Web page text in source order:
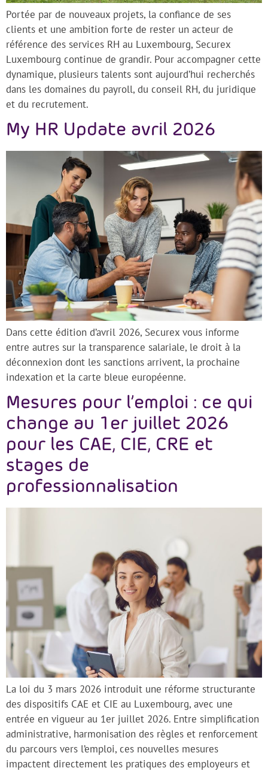
Portée par de nouveaux projets, la confiance de ses
clients et une ambition forte de rester un acteur de
référence des services RH au Luxembourg, Securex
Luxembourg continue de grandir. Pour accompagner cette
dynamique, plusieurs talents sont aujourd’hui recherchés
dans les domaines du payroll, du conseil RH, du juridique
et du recrutement.
My HR Update avril 2026
Dans cette édition d’avril 2026, Securex vous informe
entre autres sur la transparence salariale, le droit à la
déconnexion dont les sanctions arrivent, la prochaine
indexation et la carte bleue européenne.
Mesures pour l’emploi : ce qui
change au 1er juillet 2026
pour les CAE, CIE, CRE et
stages de
professionnalisation
La loi du 3 mars 2026 introduit une réforme structurante
des dispositifs CAE et CIE au Luxembourg, avec une
entrée en vigueur au 1er juillet 2026. Entre simplification
administrative, harmonisation des règles et renforcement
du parcours vers l’emploi, ces nouvelles mesures
impactent directement les pratiques des employeurs et